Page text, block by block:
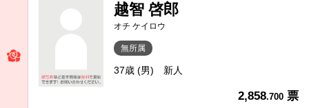
越智 啓郎
オチ ケイロウ
無所属
37歳 (男) 新人
2,858.700 票